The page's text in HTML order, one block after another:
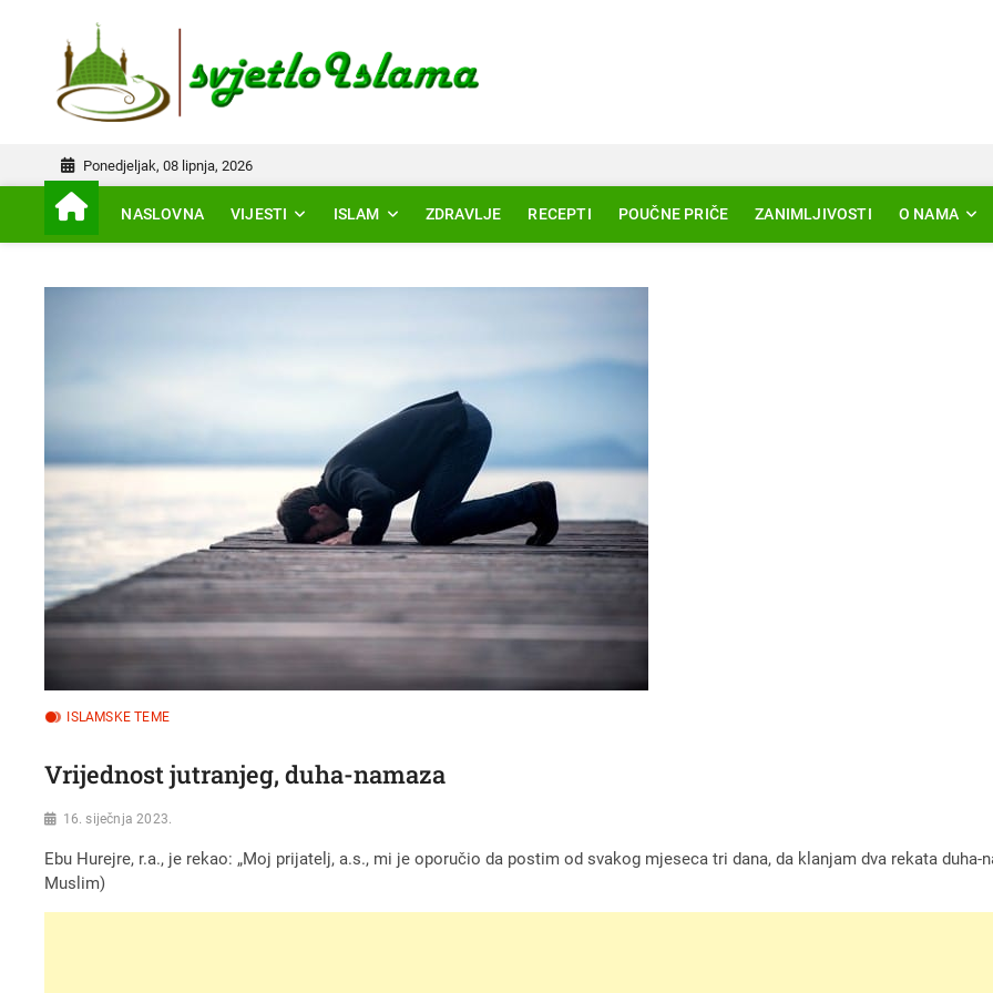
Ponedjeljak, 08 lipnja, 2026
NASLOVNA VIJESTI ISLAM ZDRAVLJE RECEPTI POUČNE PRIČE ZANIMLJIVOSTI O NAMA
ISLAMSKE TEME
Vrijednost jutranjeg, duha-namaza
16. siječnja 2023.
Ebu Hurejre, r.a., je rekao: „Moj prijatelj, a.s., mi je oporučio da postim od svakog mjeseca tri dana, da klanjam dva rekata duha-
Muslim)